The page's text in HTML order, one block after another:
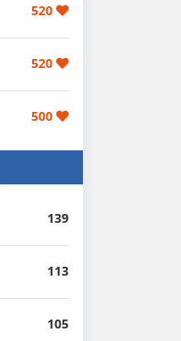
520
520
500
139
113
105